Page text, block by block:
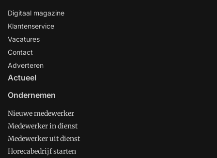
Digitaal magazine
Klantenservice
Vacatures
Contact
Adverteren
Actueel
Ondernemen
Nieuwe medewerker
Medewerker in dienst
Medewerker uit dienst
Horecabedrijf starten